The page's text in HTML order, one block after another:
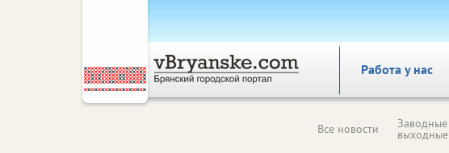
Работа у нас
Все новости Заводные
выходные